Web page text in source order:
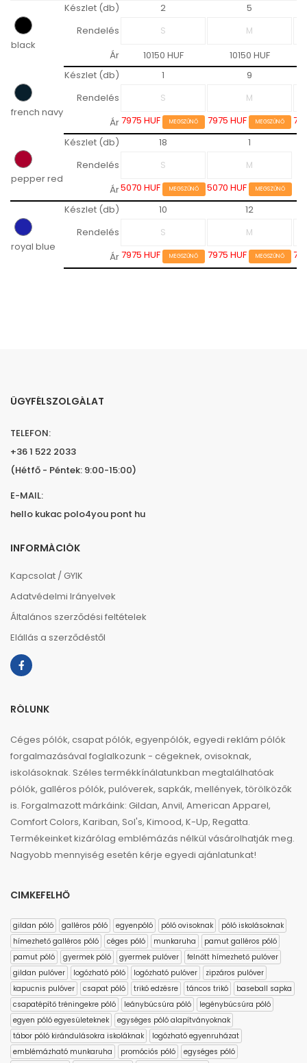
black
Készlet (db) 2
5
Rendelés
Ár
10150 HUF 10150 HUF
french navy
Készlet (db) 1
9
Rendelés
Ár7975 HUF MEGSZŰNŐ 7975 HUF MEGSZŰNŐ
pepper red
Készlet (db) 18
1
Rendelés
Ár5070 HUF MEGSZŰNŐ 5070 HUF MEGSZŰNŐ
royal blue
Készlet (db) 10
12
Rendelés
Ár7975 HUF MEGSZŰNŐ 7975 HUF MEGSZŰNŐ
ÜGYFÉLSZOLGÁLAT
TELEFON:
+36 1 522 2033
(Hétfő - Péntek: 9:00-15:00)
E-MAIL:
hello kukac polo4you pont hu
INFORMÁCIÓK
Kapcsolat / GYIK
Adatvédelmi Irányelvek
Általános szerződési feltételek
Elállás a szerződéstől
RÓLUNK
Céges pólók, csapat pólók, egyenpólók, egyedi reklám pólók
forgalmazásával foglalkozunk - cégeknek, ovisoknak,
iskolásoknak. Széles termékkínálatunkban megtalálhatóak
pólók, galléros pólók, pulóverek, sapkák, mellények, törölközők
is. Forgalmazott márkáink: Gildan, Anvil, American Apparel,
Comfort Colors, Kariban, Sol's, Kimood, K-Up, Regatta.
Termékeinket kizárólag emblémázás nélkül vásárolhatják meg.
Nagyobb mennyiség esetén kérje egyedi ajánlatunkat!
CIMKEFELHŐ
gildan póló galléros póló egyenpóló póló ovisoknak
póló iskolásoknak
hímezhető galléros póló
céges póló munkaruha
pamut galléros póló
pamut póló
gyermek póló gyermek pulóver
felnőtt hímezhető pulóver
gildan pulóver
logózható póló logózható pulóver
zipzáros pulóver
kapucnis pulóver
csapat póló trikó edzésre táncos trikó
baseball sapka
csapatépítő tréningekre póló
leánybúcsúra póló
legénybúcsúra póló
egyen póló egyesületeknek
egységes póló alapítványoknak
tábor póló kirándulásokra iskoláknak
logózható egyenruházat
emblémázható munkaruha
promóciós póló
egységes póló